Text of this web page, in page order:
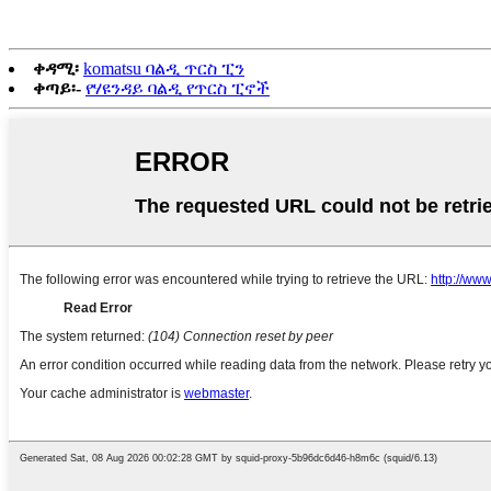
ቀዳሚ፡ komatsu ባልዲ ጥርስ ፒን
ቀጣይ፡- የሃዩንዳይ ባልዲ የጥርስ ፒኖች